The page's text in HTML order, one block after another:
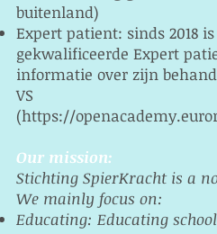
buitenland)
Expert patient: sinds 2018
gekwalificeerde Expert
informatie over zijn
VS
(https://
Our mission:
Stichting SpierKracht is a
We mainly focus on:
Educating: Educating